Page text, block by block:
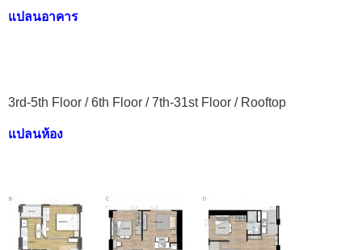
แปลนอาคาร
3rd-5th Floor / 6th Floor / 7th-31st Floor / Rooftop
แปลนห้อง